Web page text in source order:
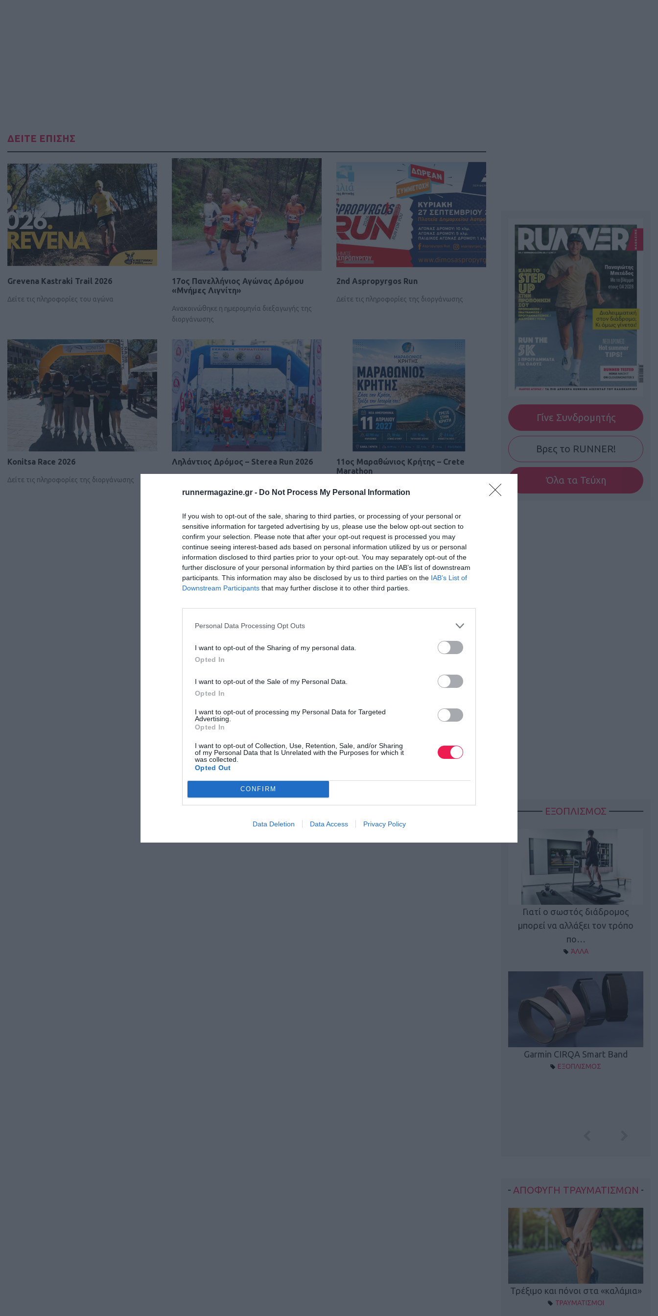
runnermagazine.gr - Do Not Process My Personal Information
If you wish to opt-out of the sale, sharing to third parties, or processing of your personal or
sensitive information for targeted advertising by us, please use the below opt-out section to
confirm your selection. Please note that after your opt-out request is processed you may
continue seeing interest-based ads based on personal information utilized by us or personal
information disclosed to third parties prior to your opt-out. You may separately opt-out of the
further disclosure of your personal information by third parties on the IAB’s list of downstream
participants. This information may also be disclosed by us to third parties on the IAB’s List of
Downstream Participants that may further disclose it to other third parties.
Personal Data Processing Opt Outs
I want to opt-out of the Sharing of my personal data.
Opted In
I want to opt-out of the Sale of my Personal Data.
Opted In
I want to opt-out of processing my Personal Data for Targeted
Advertising.
Opted In
I want to opt-out of Collection, Use, Retention, Sale, and/or Sharing
of my Personal Data that Is Unrelated with the Purposes for which it
was collected.
Opted Out
CONFIRM
Data Deletion Data Access Privacy Policy
ΔΕΙΤΕ ΕΠΙΣΗΣ
Grevena Kastraki Trail 2026
Δείτε τις πληροφορίες του αγώνα
17ος Πανελλήνιος Αγώνας Δρόμου
«Μνήμες Λιγνίτη»
Ανακοινώθηκε η ημερομηνία διεξαγωγής της
διοργάνωσης
2nd Aspropyrgos Run
Δείτε τις πληροφορίες της διοργάνωσης
Konitsa Race 2026
Δείτε τις πληροφορίες της διοργάνωσης
Ληλάντιος Δρόμος – Sterea Run 2026
11ος Μαραθώνιος Κρήτης – Crete
Marathon
Η ημερομηνία του αγώνα
Γίνε Συνδρομητής
Βρες το RUNNER!
Όλα τα Τεύχη
ΕΞΟΠΛΙΣΜΟΣ
Γιατί ο σωστός διάδρομος
μπορεί να αλλάξει τον τρόπο
πο…
ΆΛΛΑ
Garmin CIRQA Smart Band
ΕΞΟΠΛΙΣΜΟΣ
ΑΠΟΦΥΓΗ ΤΡΑΥΜΑΤΙΣΜΩΝ
Τρέξιμο και πόνοι στα «καλάμια»
ΤΡΑΥΜΑΤΙΣΜΟΙ